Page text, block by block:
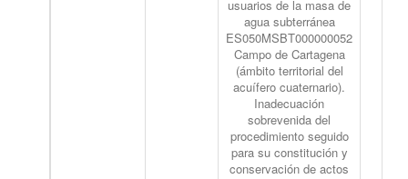
usuarios de la masa de
agua subterránea
ES050MSBT000000052
Campo de Cartagena
(ámbito territorial del
acuífero cuaternario).
Inadecuación
sobrevenida del
procedimiento seguido
para su constitución y
conservación de actos